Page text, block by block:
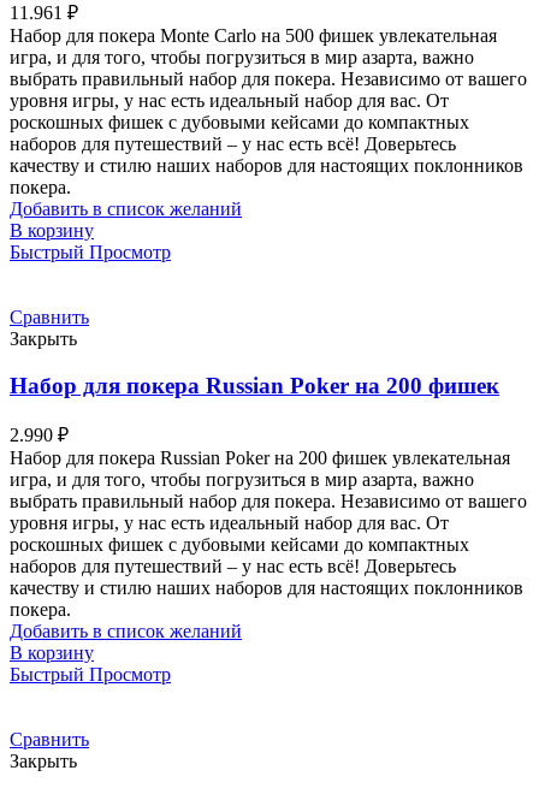
11.961 ₽
Набор для покера Monte Carlo на 500 фишек увлекательная
игра, и для того, чтобы погрузиться в мир азарта, важно
выбрать правильный набор для покера. Независимо от вашего
уровня игры, у нас есть идеальный набор для вас. От
роскошных фишек с дубовыми кейсами до компактных
наборов для путешествий – у нас есть всё! Доверьтесь
качеству и стилю наших наборов для настоящих поклонников
покера.
Добавить в список желаний
В корзину
Быстрый Просмотр
Сравнить
Закрыть
Набор для покера Russian Poker на 200 фишек
2.990 ₽
Набор для покера Russian Poker на 200 фишек увлекательная
игра, и для того, чтобы погрузиться в мир азарта, важно
выбрать правильный набор для покера. Независимо от вашего
уровня игры, у нас есть идеальный набор для вас. От
роскошных фишек с дубовыми кейсами до компактных
наборов для путешествий – у нас есть всё! Доверьтесь
качеству и стилю наших наборов для настоящих поклонников
покера.
Добавить в список желаний
В корзину
Быстрый Просмотр
Сравнить
Закрыть